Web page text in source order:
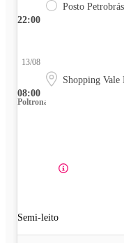
22:00
Posto
08:00
13/08
Shopping Vale
Poltrona
Semi-leito